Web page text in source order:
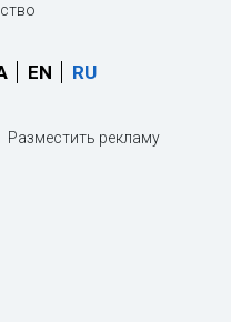
EN RU
Разместить рекламу